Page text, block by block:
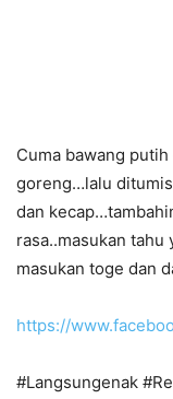
Cuma bawang
goreng…lalu
dan
rasa..masukan
masukan toge dan
https://
#Langsungenak